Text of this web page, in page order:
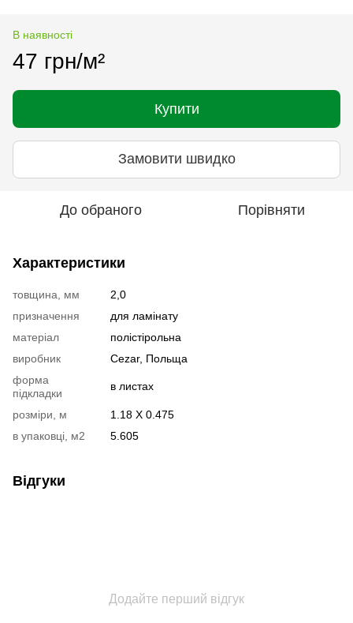
В наявності
47 грн/м²
Купити
Замовити швидко
До обраного Порівняти
Характеристики
товщина, мм
2,0
призначення
для ламінату
матеріал
полістірольна
виробник
Cezar, Польща
форма
підкладки
в листах
розміри, м
1.18 Х 0.475
в упаковці, м2
5.605
Відгуки
Додайте перший відгук